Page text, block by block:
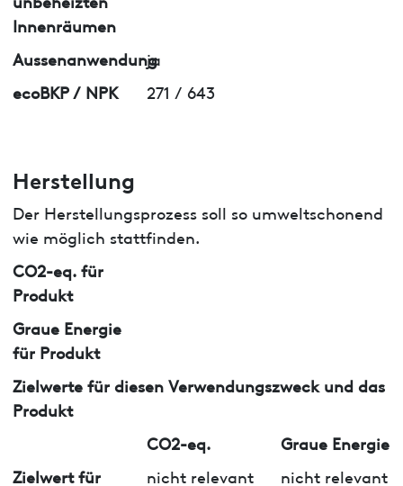
Innenräumen
Aussenanwendung
ja
ecoBKP / NPK
271 / 643
Herstellung
Der Herstellungsprozess soll so umweltschonend
wie möglich stattfinden.
CO2-eq. für
Produkt
Graue Energie
für Produkt
Zielwerte für diesen Verwendungszweck und das
Produkt
CO2-eq.
Graue Energie
Zielwert für
nicht relevant nicht relevant